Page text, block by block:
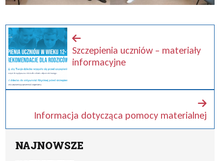
Szczepienia uczniów – materiały
informacyjne
Informacja dotycząca pomocy materialnej
NAJNOWSZE